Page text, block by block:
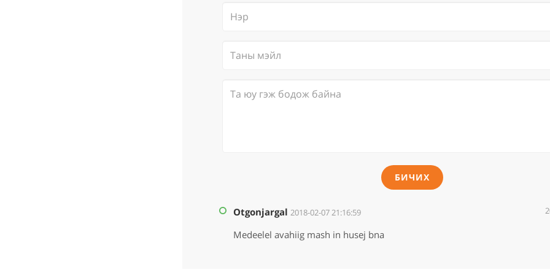
БИЧИХ
Otgonjargal 2018-02-07 21:16:59
Medeelel avahiig mash in husej bna